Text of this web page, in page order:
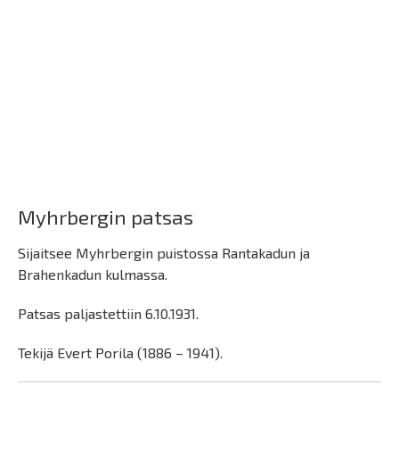
Myhrbergin patsas
Sijaitsee Myhrbergin puistossa Rantakadun ja
Brahenkadun kulmassa.
Patsas paljastettiin 6.10.1931.
Tekijä Evert Porila (1886 – 1941).